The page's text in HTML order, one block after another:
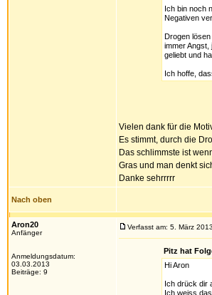
Ich bin noch
Negativen
Drogen
immer
geliebt und
Ich hoffe,
Vielen dank für die
Es stimmt, durch die
Das schlimmste ist
Gras und man denkt
Danke sehrrrrr
Nach oben
Aron20
Anfänger
Anmeldungsdatum:
03.03.2013
Beiträge: 9
Verfasst am: 5. März
Pitz hat
Hi Aron
Ich drück dir
Ich weiss